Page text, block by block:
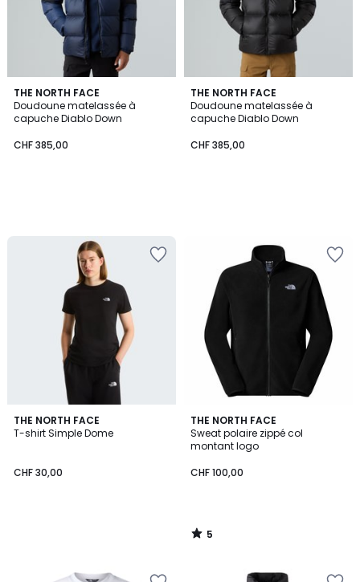
THE NORTH FACE
Doudoune matelassée à
capuche Diablo Down
CHF 385,00
THE NORTH FACE
Doudoune matelassée à
capuche Diablo Down
CHF 385,00
THE NORTH FACE
T-shirt Simple Dome
CHF 30,00
THE NORTH FACE
Sweat polaire zippé col
montant logo
CHF 100,00
5
/
5
5
/